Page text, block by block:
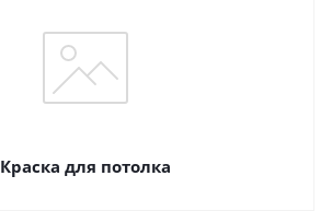
Краска для потолка